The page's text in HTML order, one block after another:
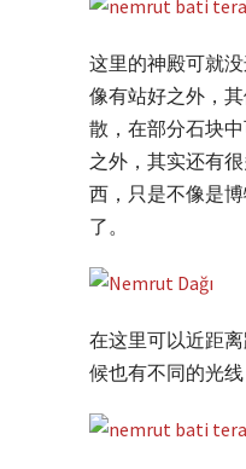
这里的神殿可就
像有站好之外，
散，在部分石块
之外，其实还有
西，只是不像是
了。
在这里可以近距
候也有不同的光线